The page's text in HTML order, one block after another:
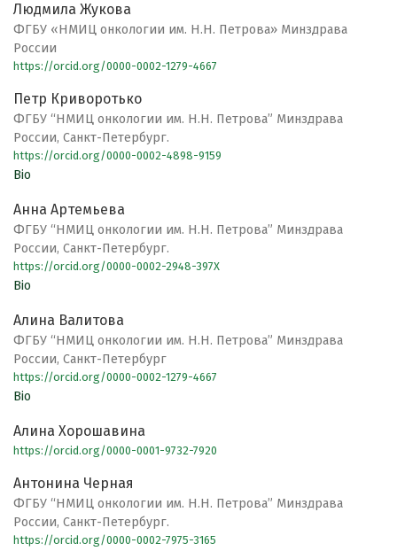
Людмила Жукова
ФГБУ «НМИЦ онкологии им. Н.Н. Петрова» Минздрава
России
https://orcid.org/0000-0002-1279-4667
Петр Криворотько
ФГБУ “НМИЦ онкологии им. Н.Н. Петрова” Минздрава
России, Санкт-Петербург.
https://orcid.org/0000-0002-4898-9159
Bio
Анна Артемьева
ФГБУ “НМИЦ онкологии им. Н.Н. Петрова” Минздрава
России, Санкт-Петербург.
https://orcid.org/0000-0002-2948-397X
Bio
Алина Валитова
ФГБУ “НМИЦ онкологии им. Н.Н. Петрова” Минздрава
России, Санкт-Петербург
https://orcid.org/0000-0002-1279-4667
Bio
Алина Хорошавина
https://orcid.org/0000-0001-9732-7920
Антонина Черная
ФГБУ “НМИЦ онкологии им. Н.Н. Петрова” Минздрава
России, Санкт-Петербург.
https://orcid.org/0000-0002-7975-3165